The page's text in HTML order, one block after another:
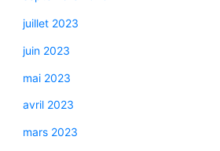
juillet 2023
juin 2023
mai 2023
avril 2023
mars 2023